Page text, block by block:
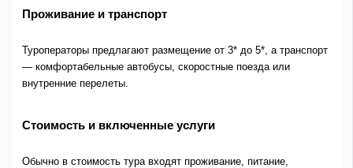
Проживание и транспорт
Туроператоры предлагают размещение от 3* до 5*, а транспорт
— комфортабельные автобусы, скоростные поезда или
внутренние перелеты.
Стоимость и включенные услуги
Обычно в стоимость тура входят проживание, питание,